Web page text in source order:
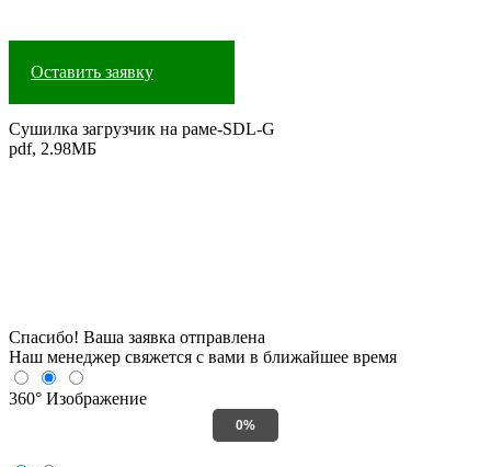
Оставить заявку
Сушилка загрузчик на раме-SDL-G
pdf, 2.98МБ
Спасибо! Ваша заявка отправлена
Наш менеджер свяжется с вами в ближайшее время
360° Изображение
0%